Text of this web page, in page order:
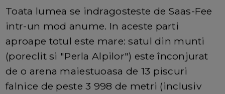
Toata lumea se indragosteste de Saas-Fee
intr-un mod anume. In aceste parti
aproape totul este mare: satul din munti
(poreclit si "Perla Alpilor") este înconjurat
de o arena maiestuoasa de 13 piscuri
falnice de peste 3 998 de metri (inclusiv